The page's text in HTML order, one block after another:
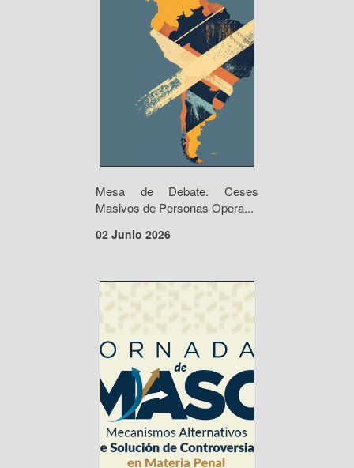
Mesa de Debate. Ceses
Masivos de Personas Opera...
02 Junio 2026